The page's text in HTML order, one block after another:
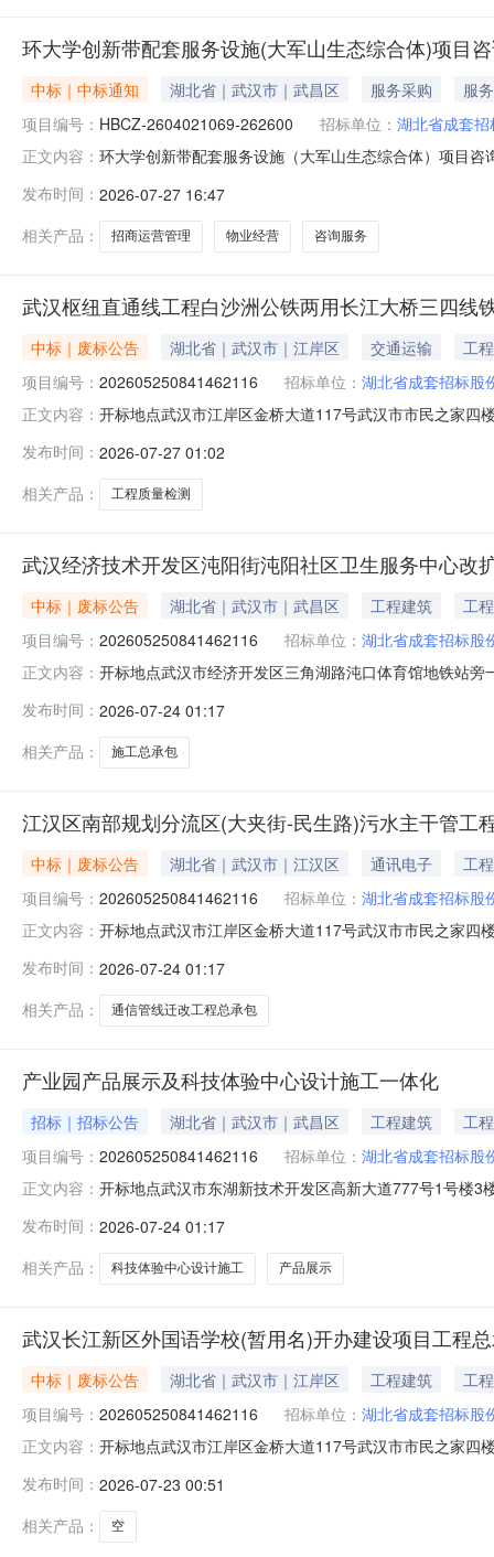
环大学创新带配套服务设施(大军山生态综合体)项目
中标｜中标通知 湖北省｜武汉市｜武昌区 服务采购
服务
项目编号： HBCZ-2604021069-262600 招标单位： 湖北省成套
正文内容： 环大学创新带配套服务设施（大军山生态综合体）项目
内容：咨询及运营管理服务评标委员会推荐的前三名中
且项目正式运营后10年（具体
发布时间： 2026-07-27 16:47
相关产品：
招商运营管理 物业经营 咨询服务
武汉枢纽直通线工程白沙洲公铁两用长江大桥三四
中标｜废标公告 湖北省｜武汉市｜江岸区 交通运输
工程
项目编号： 202605250841462116 招标单位： 湖北省成套招标股
正文内容： 开标地点武汉市江岸区金桥大道117号武汉市市民之家
心开标形式不见面开标办理意见项目类型建设工程项目
发布时间： 2026-07-27 01:02
相关产品：
工程质量检测
武汉经济技术开发区沌阳街沌阳社区卫生服务中心改
中标｜废标公告 湖北省｜武汉市｜武昌区 工程建筑
工程
项目编号： 202605250841462116 招标单位： 湖北省成套招标股
正文内容： 开标地点武汉市经济开发区三角湖路沌口体育馆地铁站
南区）公共资源交易中心开标形式不见面开标办理意见
发布时间： 2026-07-24 01:17
相关产品：
施工总承包
江汉区南部规划分流区(大夹街-民生路)污水主干管工
中标｜废标公告 湖北省｜武汉市｜江汉区 通讯电子
工程
项目编号： 202605250841462116 招标单位： 湖北省成套招标股
正文内容： 开标地点武汉市江岸区金桥大道117号武汉市市民之家
心开标形式不见面开标办理意见项目类型建设工程项目
发布时间： 2026-07-24 01:17
相关产品：
通信管线迁改工程总承包
产业园产品展示及科技体验中心设计施工一体化
招标｜招标公告 湖北省｜武汉市｜武昌区 工程建筑
工程
项目编号： 202605250841462116 招标单位： 湖北省成套招标股
正文内容： 开标地点武汉市东湖新技术开发区高新大道777号1号楼
术开发区公共资源交易中心开标形式不见面开标办理意
发布时间： 2026-07-24 01:17
相关产品：
科技体验中心设计施工 产品展示
武汉长江新区外国语学校(暂用名)开办建设项目工程
中标｜废标公告 湖北省｜武汉市｜江岸区 工程建筑
工程
项目编号： 202605250841462116 招标单位： 湖北省成套招标股
正文内容： 开标地点武汉市江岸区金桥大道117号武汉市市民之家
心开标形式不见面开标办理意见项目类型建设工程项目
发布时间： 2026-07-23 00:51
相关产品：
空